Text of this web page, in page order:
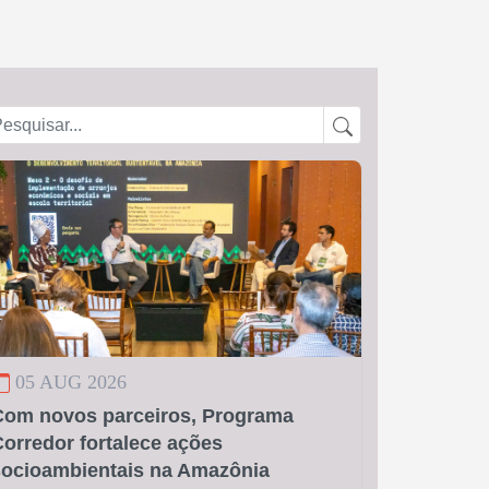
05 AUG 2026
novos parceiros, Programa
fortalece ações
na Amazônia